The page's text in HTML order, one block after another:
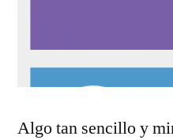
Algo tan sencillo y